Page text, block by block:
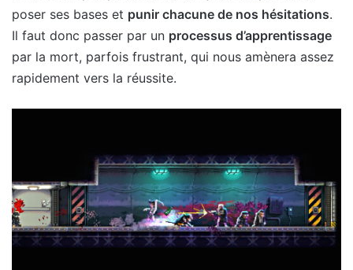
poser ses bases et punir chacune de nos hésitations.
Il faut donc passer par un processus d’apprentissage
par la mort, parfois frustrant, qui nous amènera assez
rapidement vers la réussite.